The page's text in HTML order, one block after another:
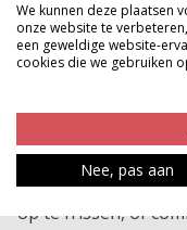
Zomervesten van
Comfortabel
en gilets die perfect
gelegenheid. Of je
voor koele
op te frissen, of
We kunnen deze plaatsen
onze website te
een geweldige website-
cookies die we gebruiken
Nee, pas aan